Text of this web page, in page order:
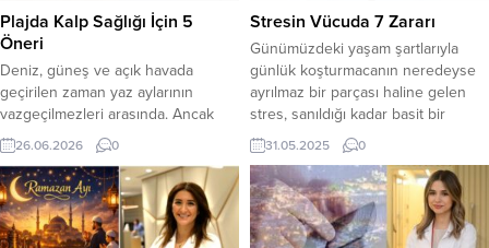
Bölümü’nden Uz. Dyt....
sorunun belirlenmesi,olası kalıcı
hasarları önlemek adınaoldukça
önem...
Plajda Kalp Sağlığı İçin 5
Öneri
Deniz, güneş ve açık havada
geçirilen zaman yaz aylarının
vazgeçilmezleri arasında. Ancak
sıcaklıkların yükselmesiyle birlikte
kalp-damar sisteminin de daha
yoğun çalışmak zorunda
kaldığından bahseden Anadolu
Sağlık Ataşehir Tıp Merkezi’nden
26.06.2026 0
Stresin Vücuda 7 Zararı
Günümüzdeki yaşam şartlarıyla
günlük koşturmacanın neredeyse
ayrılmaz bir parçası haline gelen
stres, sanıldığı kadar basit bir
psikolojik tepki değil. Stresin ruh
sağlığı kadar aynı zamanda beden
sağlığını da tehdit ettiğini
vurgulayan Anadolu Sağlık Merkezi
Hastanesi’nden Uzman Psikolog
31.05.2025 0